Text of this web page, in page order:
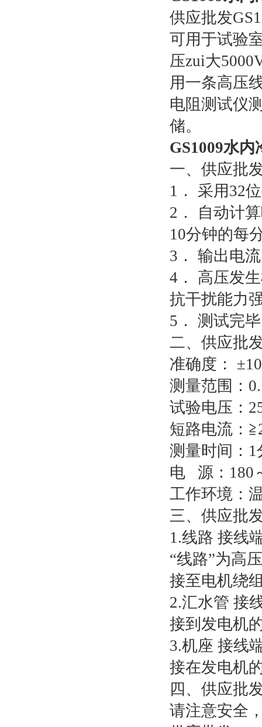
供应批发
可用于试验
压zui大
用一条高压
电阻测试仪
储。
GS1009水
一、供应批
1． 采用32
2． 自动计
10分钟的每
3． 输出电
4． 高压发
抗干扰能力
5． 测试完
二、供应批
准确度：
测量范围：
试验电压：
短路电流：
测量时间：1
电 源：180
工作环境：
三、供应批
1.线路 接线
“线路”为高
接至电机绕
2.汇水管 接
接到发电机
3.机座 接线
接在发电机
四、供应批
请注意安全